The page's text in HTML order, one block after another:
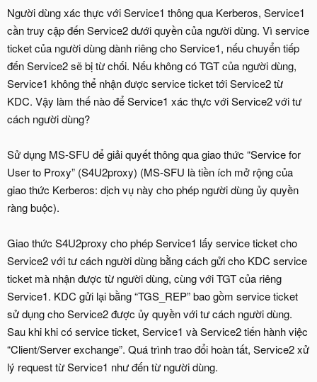
Người dùng xác thực với Service1 thông qua Kerberos, Service1
cần truy cập đến Service2 dưới quyền của người dùng. Vì service
ticket của người dùng dành riêng cho Service1, nếu chuyển tiếp
đến Service2 sẽ bị từ chối. Nếu không có TGT của người dùng,
Service1 không thể nhận được service ticket tới Service2 từ
KDC. Vậy làm thế nào để Service1 xác thực với Service2 với tư
cách người dùng?
Sử dụng MS-SFU để giải quyết thông qua giao thức “Service for
User to Proxy” (S4U2proxy) (MS-SFU là tiền ích mở rộng của
giao thức Kerberos: dịch vụ này cho phép người dùng ủy quyền
ràng buộc).
Giao thức S4U2proxy cho phép Service1 lấy service ticket cho
Service2 với tư cách người dùng bằng cách gửi cho KDC service
ticket mà nhận được từ người dùng, cùng với TGT của riêng
Service1. KDC gửi lại bằng “TGS_REP” bao gồm service ticket
sử dụng cho Service2 được ủy quyền với tư cách người dùng.
Sau khi khi có service ticket, Service1 và Service2 tiến hành việc
“Client/Server exchange”. Quá trình trao đổi hoàn tất, Service2 xử
lý request từ Service1 như đến từ người dùng.